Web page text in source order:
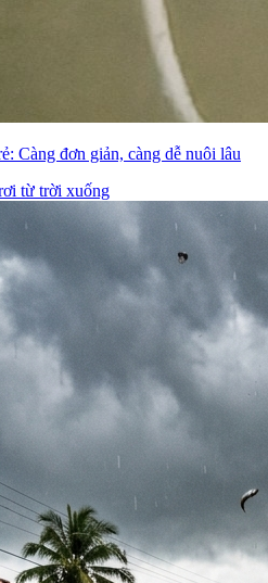
Càng đơn giản, càng dễ nuôi lâu
từ trời xuống